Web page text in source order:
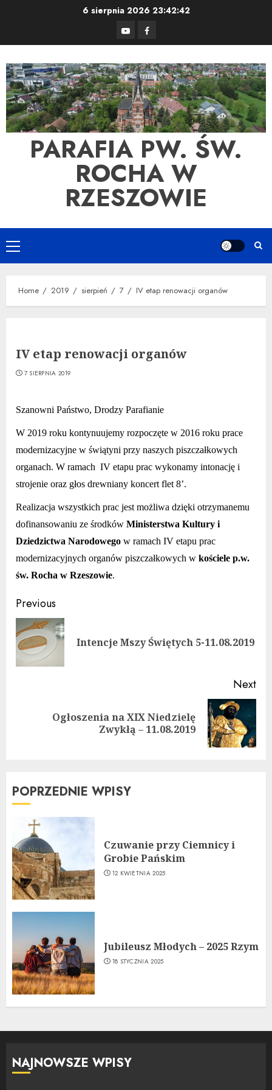
6 sierpnia 2026 23:42:42
YouTubeFacebook
PARAFIA PW. ŚW.
ROCHA W
RZESZOWIE
Primary
Menu
Home 2019 sierpień 7 IV etap renowacji organów
IV etap renowacji organów
7 SIERPNIA 2019
Szanowni Państwo, Drodzy Parafianie
W 2019 roku kontynuujemy rozpoczęte w 2016 roku prace
modernizacyjne w świątyni przy naszych piszczałkowych
organach. W ramach IV etapu prac wykonamy intonację i
strojenie oraz głos drewniany koncert flet 8’.
Realizacja wszystkich prac jest możliwa dzięki otrzymanemu
dofinansowaniu ze środków Ministerstwa Kultury i
Dziedzictwa Narodowego w ramach IV etapu prac
modernizacyjnych organów piszczałkowych w kościele p.w.
św. Rocha w Rzeszowie.
Continue
Reading
Previous
Intencje Mszy Świętych 5-11.08.2019
Next
Ogłoszenia na XIX Niedzielę
Zwykłą – 11.08.2019
POPRZEDNIE WPISY
Czuwanie przy Ciemnicy i
Grobie Pańskim
12 KWIETNIA 2025
Jubileusz Młodych – 2025 Rzym
18 STYCZNIA 2025
NAJNOWSZE WPISY